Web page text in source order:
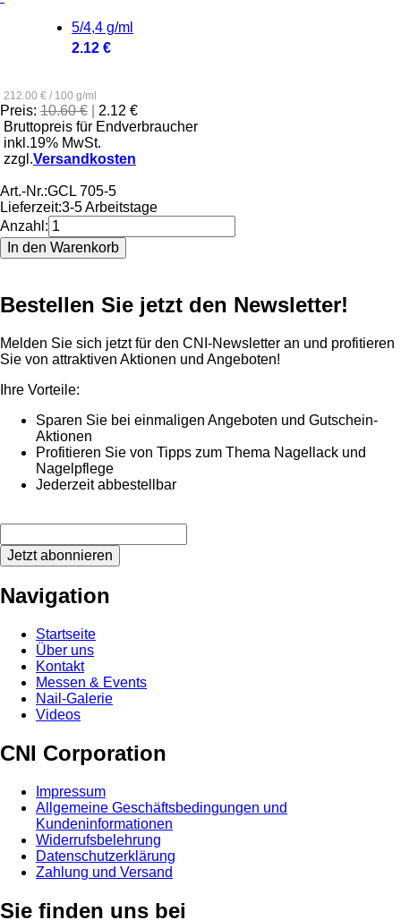
5/4,4 g/ml
2.12 €
212.00 € / 100 g/ml
Preis: 10.60 €
2.12 €
Bruttopreis für Endverbraucher
inkl.19% MwSt.
zzgl.Versandkosten
Art.-Nr.:GCL 705-5
Lieferzeit:3-5 Arbeitstage
Anzahl:
Bestellen Sie jetzt den Newsletter!
Melden Sie sich jetzt für den CNI-Newsletter an und profitieren
Sie von attraktiven Aktionen und Angeboten!
Ihre Vorteile:
Sparen Sie bei einmaligen Angeboten und Gutschein-
Aktionen
Profitieren Sie von Tipps zum Thema Nagellack und
Nagelpflege
Jederzeit abbestellbar
Jetzt abonnieren
Navigation
Startseite
Über uns
Kontakt
Messen & Events
Nail-Galerie
Videos
CNI Corporation
Impressum
Allgemeine Geschäftsbedingungen und
Kundeninformationen
Widerrufsbelehrung
Datenschutzerklärung
Zahlung und Versand
Sie finden uns bei